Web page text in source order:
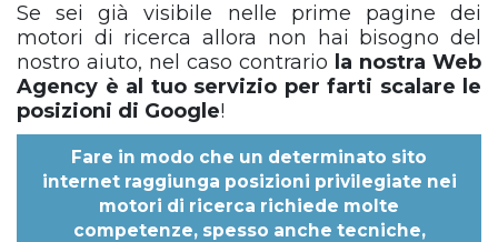
Se sei già visibile nelle prime pagine dei
motori di ricerca allora non hai bisogno del
nostro aiuto, nel caso contrario la nostra Web
Agency è al tuo servizio per farti scalare le
posizioni di Google!
Fare in modo che un determinato sito
internet raggiunga posizioni privilegiate nei
motori di ricerca richiede molte
competenze, spesso anche tecniche,